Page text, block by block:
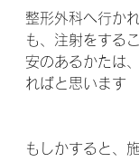
整形外科へ行か
も、注射をする
安のあるかたは
ればと思います
もしかすると、